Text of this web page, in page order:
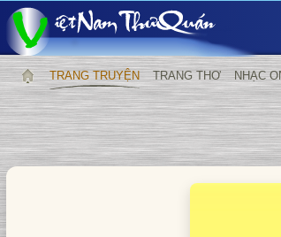
TRANG TRUYỆN TRANG THƠ NHẠC